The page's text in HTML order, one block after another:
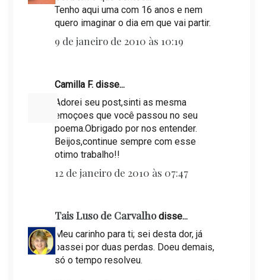
Tenho aqui uma com 16 anos e nem
quero imaginar o dia em que vai partir.
9 de janeiro de 2010 às 10:19
Camilla F. disse...
Adorei seu post,sinti as mesma
emoçoes que você passou no seu
poema.Obrigado por nos entender.
Beijos,continue sempre com esse
otimo trabalho!!
12 de janeiro de 2010 às 07:47
Tais Luso de Carvalhodisse...
Meu carinho para ti; sei desta dor, já
passei por duas perdas. Doeu demais,
só o tempo resolveu.